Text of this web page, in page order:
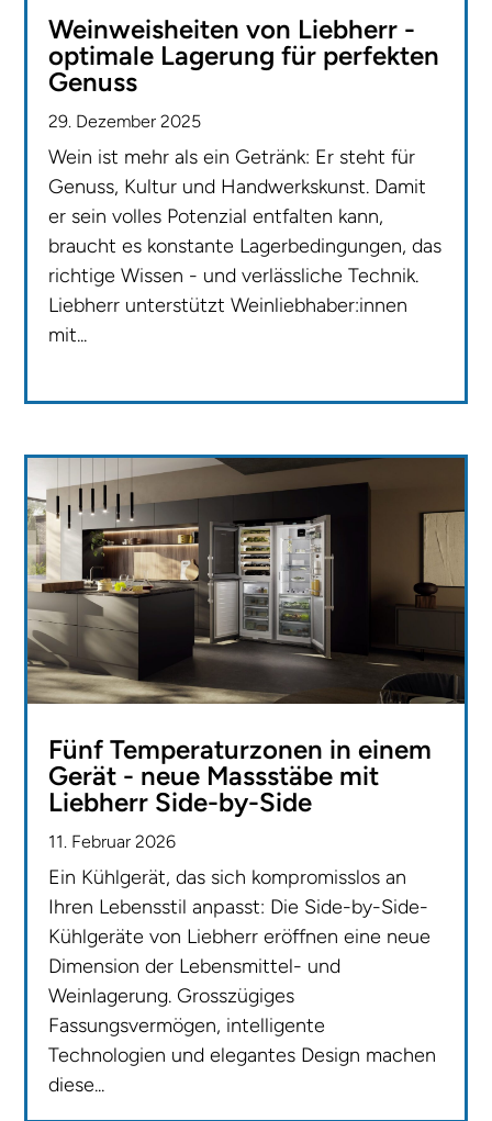
Weinweisheiten von Liebherr -
optimale Lagerung für perfekten
Genuss
29. Dezember 2025
Wein ist mehr als ein Getränk: Er steht für
Genuss, Kultur und Handwerkskunst. Damit
er sein volles Potenzial entfalten kann,
braucht es konstante Lagerbedingungen, das
richtige Wissen - und verlässliche Technik.
Liebherr unterstützt Weinliebhaber:innen
mit...
Fünf Temperaturzonen in einem
Gerät - neue Massstäbe mit
Liebherr Side-by-Side
11. Februar 2026
Ein Kühlgerät, das sich kompromisslos an
Ihren Lebensstil anpasst: Die Side-by-Side-
Kühlgeräte von Liebherr eröffnen eine neue
Dimension der Lebensmittel- und
Weinlagerung. Grosszügiges
Fassungsvermögen, intelligente
Technologien und elegantes Design machen
diese...